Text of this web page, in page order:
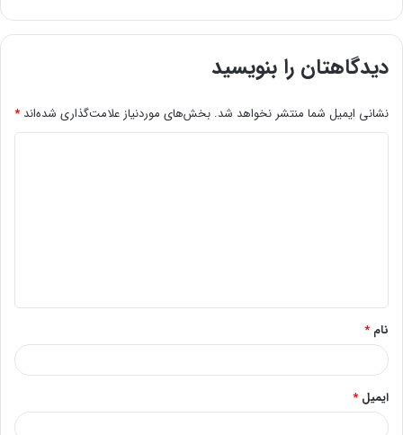
دیدگاهتان را بنویسید
نشانی ایمیل شما منتشر نخواهد شد. بخش‌های موردنیاز علامت‌گذاری شده‌اند *
*
نام *
ایمیل *